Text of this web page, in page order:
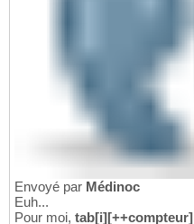
Envoyé par Médinoc
Euh...
Pour moi, tab[i][++compteur]